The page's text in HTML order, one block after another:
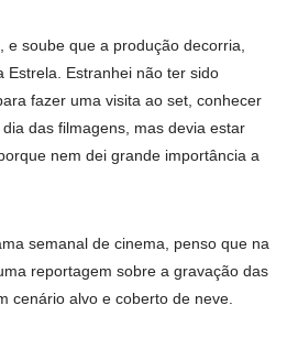
e soube que a produção decorria,
Estrela. Estranhei não ter sido
fazer uma visita ao set, conhecer
das filmagens, mas devia estar
nem dei grande importância a
semanal de cinema, penso que na
reportagem sobre a gravação das
cenário alvo e coberto de neve.